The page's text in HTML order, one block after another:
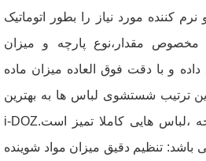
کننده مورد نیاز را بطور اتوماتیک
مخصوص مقدار،نوع پارچه و میزان
و با دقت فوق العاده میزان ماده
ترتیب شستشوی لباس ها به بهترین
شکل انجام می گیرد و نتیجه ،لباس هایی کاملا تمیز است.i-DOZ
تنظیم دقیق میزان مواد شوینده